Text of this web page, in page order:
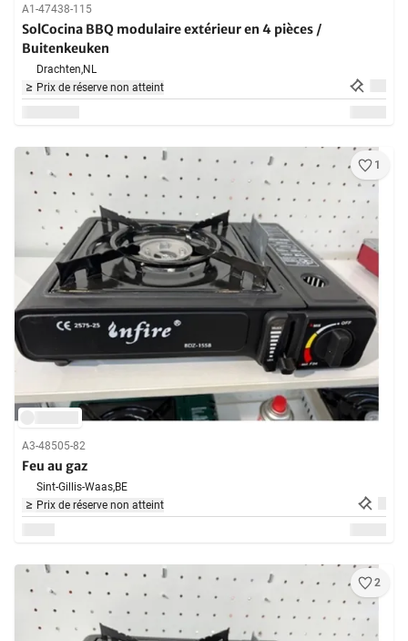
A1-47438-115
SolCocina BBQ modulaire extérieur en 4 pièces /
Buitenkeuken
Drachten,NL
Prix de réserve non atteint
1
A3-48505-82
Feu au gaz
Sint-Gillis-Waas,BE
Prix de réserve non atteint
2